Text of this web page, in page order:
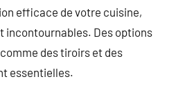
efficace de votre cuisine,
incontournables. Des options
des tiroirs et des
essentielles.